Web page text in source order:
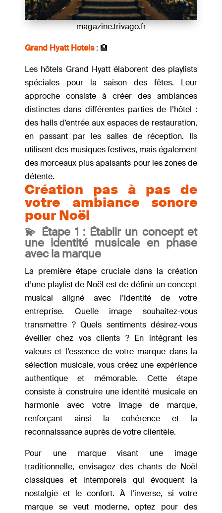
magazine.trivago.fr
Grand Hyatt Hotels: 🏨
Les hôtels Grand Hyatt élaborent des playlists
spéciales pour la saison des fêtes. Leur
approche consiste à créer des ambiances
distinctes dans différentes parties de l’hôtel :
des halls d’entrée aux espaces de restauration,
en passant par les salles de réception. Ils
utilisent des musiques festives, mais également
des morceaux plus apaisants pour les zones de
détente.
Création pas à pas de
votre ambiance sonore
pour Noël
💫 Étape 1 : Établir un concept et
une identité musicale en phase
avec la marque
La première étape cruciale dans la création
d’une playlist de Noël est de définir un concept
musical aligné avec l’identité de votre
entreprise. Quelle image souhaitez-vous
transmettre ? Quels sentiments désirez-vous
éveiller chez vos clients ? En intégrant les
valeurs et l’essence de votre marque dans la
sélection musicale, vous créez une expérience
authentique et mémorable. Cette étape
consiste à construire une identité musicale en
harmonie avec votre image de marque,
renforçant ainsi la cohérence et la
reconnaissance auprès de votre clientèle.
Pour une marque visant une image
traditionnelle, envisagez des chants de Noël
classiques et intemporels qui évoquent la
nostalgie et le confort. À l’inverse, si votre
marque se veut moderne, optez pour des